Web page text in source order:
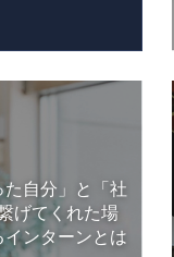
た自分」と「社
げてくれた場
インターンとは